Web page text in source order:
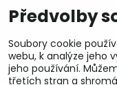
Předvolby
Soubory cookie
webu, k analýze jeho
jeho používání.
třetích stran a